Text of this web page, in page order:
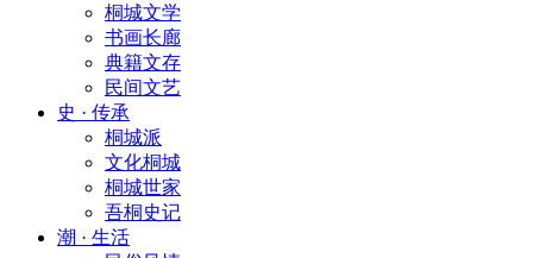
桐城文学
书画长廊
典籍文存
民间文艺
史 · 传承
桐城派
文化桐城
桐城世家
吾桐史记
潮 · 生活